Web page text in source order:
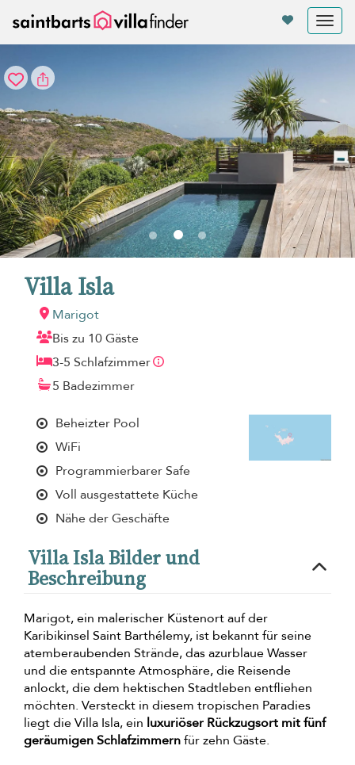
Villa Isla
Marigot
Bis zu 10 Gäste
3-5 Schlafzimmer
5 Badezimmer
Beheizter Pool
WiFi
Programmierbarer Safe
Voll ausgestattete Küche
Nähe der Geschäfte
Villa Isla Bilder und
Beschreibung
Marigot, ein malerischer Küstenort auf der
Karibikinsel Saint Barthélemy, ist bekannt für seine
atemberaubenden Strände, das azurblaue Wasser
und die entspannte Atmosphäre, die Reisende
anlockt, die dem hektischen Stadtleben entfliehen
möchten. Versteckt in diesem tropischen Paradies
liegt die Villa Isla, ein luxuriöser Rückzugsort mit fünf
geräumigen Schlafzimmernfür zehn Gäste.
Cookie-Einstellungen